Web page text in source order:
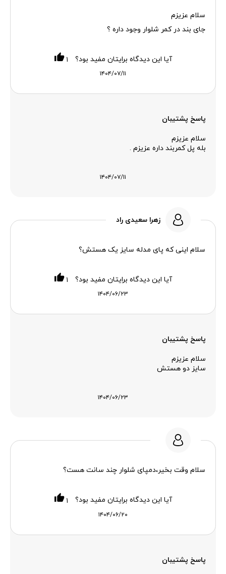
سلام عزیزم
جای بند در کمر شلوار وجود داره ؟
۱۴۰۴/۰۷/۱۱
آیا این دیدگاه برایتان مفید بود؟ ۱
پاسخ پشتیبان
سلام عزیزم
بله پل کمربند داره عزیزم .
۱۴۰۴/۰۷/۱۱
زهرا سعیدی راد
سلام اینی که پای مدله سایز یک هستش؟
۱۴۰۴/۰۶/۲۳
آیا این دیدگاه برایتان مفید بود؟ ۱
پاسخ پشتیبان
سلام عزیزم
سایز دو هستش
۱۴۰۴/۰۶/۲۳
سلام وقت بخیر،دمپای شلوار چند سانت هست؟
۱۴۰۴/۰۶/۲۰
آیا این دیدگاه برایتان مفید بود؟ ۱
پاسخ پشتیبان